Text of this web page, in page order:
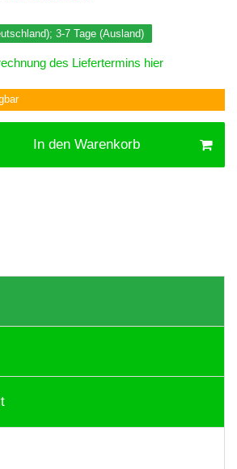
3-7 Tage (Ausland)
des Liefertermins hier
In den Warenkorb